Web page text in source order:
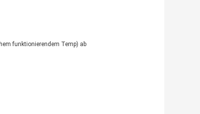
funktionierendem Temp) ab